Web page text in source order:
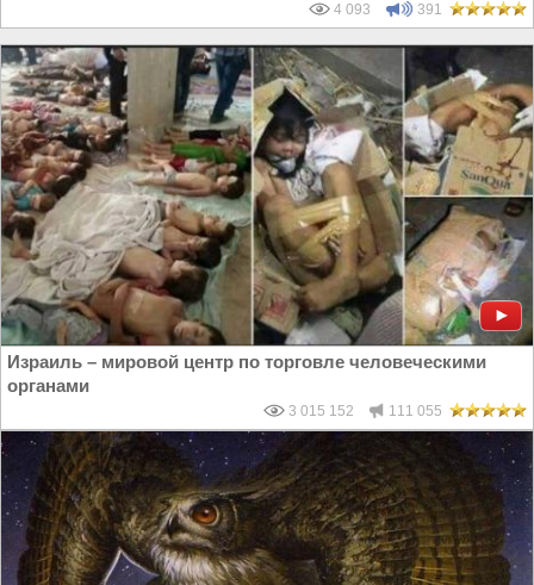
4 093 391
Израиль – мировой центр по торговле человеческими
органами
3 015 152 111 055